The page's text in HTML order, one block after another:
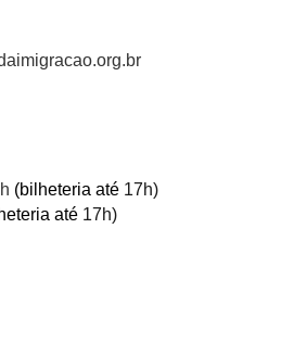
(bilheteria até 17h)
até 17h)